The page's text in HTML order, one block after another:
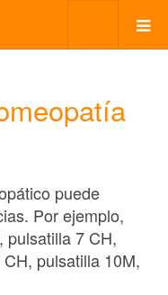
puede
Por ejemplo,
pulsatilla 7 CH,
pulsatilla 10M,